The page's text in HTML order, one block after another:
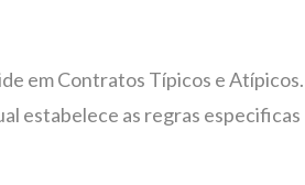
em Contratos Típicos e Atípicos.
estabelece as regras especificas